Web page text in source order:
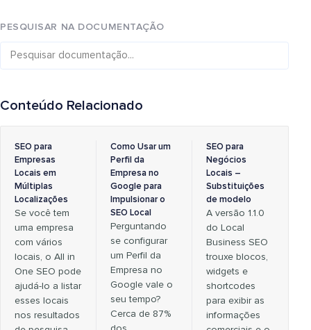
PESQUISAR NA DOCUMENTAÇÃO
Conteúdo Relacionado
SEO para
Empresas
Locais em
Múltiplas
Localizações
Se você tem
uma empresa
com vários
locais, o All in
One SEO pode
ajudá-lo a listar
esses locais
nos resultados
Como Usar um
Perfil da
Empresa no
Google para
Impulsionar o
SEO Local
Perguntando
se configurar
um Perfil da
Empresa no
Google vale o
seu tempo?
Cerca de 87%
SEO para
Negócios
Locais –
Substituições
de modelo
A versão 1.1.0
do Local
Business SEO
trouxe blocos,
widgets e
shortcodes
para exibir as
informações